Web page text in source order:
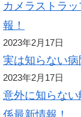
カメラストラ
報！
2023年2月17日
実は知らない病
2023年2月17日
意外に知らな
係最新情報！